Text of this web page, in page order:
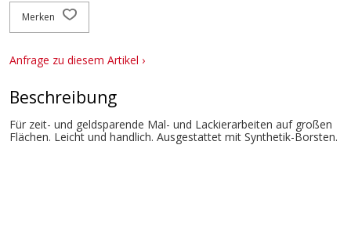
Merken
Anfrage zu diesem Artikel ›
Beschreibung
Für zeit- und geldsparende Mal- und Lackierarbeiten auf großen
Flächen. Leicht und handlich. Ausgestattet mit Synthetik-Borsten.